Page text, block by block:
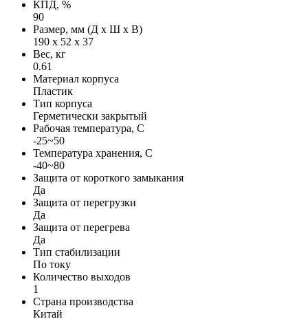
КПД, %
90
Размер, мм (Д х Ш х В)
190 х 52 х 37
Вес, кг
0.61
Материал корпуса
Пластик
Тип корпуса
Герметически закрытый
Рабочая температура, С
-25~50
Температура хранения, С
-40~80
Защита от короткого замыкания
Да
Защита от перегрузки
Да
Защита от перегрева
Да
Тип стабилизации
По току
Количество выходов
1
Страна производства
Китай